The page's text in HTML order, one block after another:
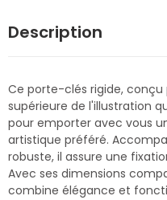
Description
Ce porte-clés rigide, conçu
supérieure de l'illustration
pour emporter avec vous
artistique préféré.
robuste, il assure une
Avec ses dimensions
combine élégance et